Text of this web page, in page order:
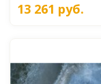
13 261 руб.